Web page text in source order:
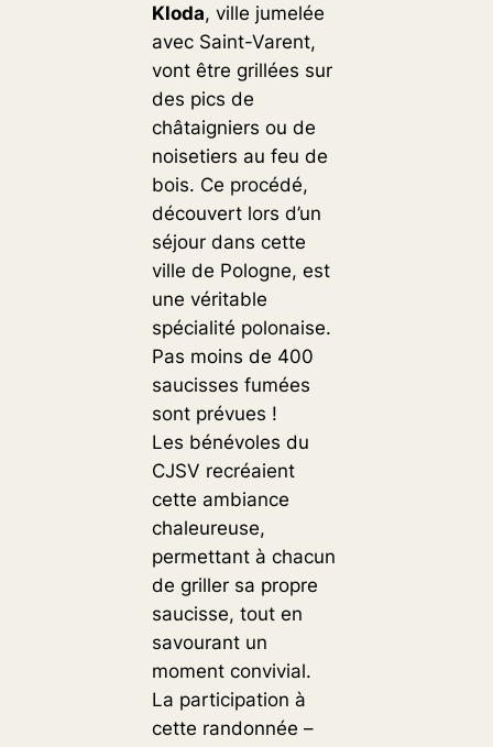
Kloda, ville jumelée
avec Saint-Varent,
vont être grillées sur
des pics de
châtaigniers ou de
noisetiers au feu de
bois. Ce procédé,
découvert lors d’un
séjour dans cette
ville de Pologne, est
une véritable
spécialité polonaise.
Pas moins de 400
saucisses fumées
sont prévues !
Les bénévoles du
CJSV recréaient
cette ambiance
chaleureuse,
permettant à chacun
de griller sa propre
saucisse, tout en
savourant un
moment convivial.
La participation à
cette randonnée –